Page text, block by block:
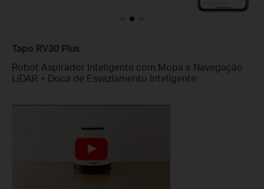
Tapo RV30 Plus
Robot Aspirador Inteligente com Mopa e Navegação
LiDAR + Doca de Esvaziamento Inteligente